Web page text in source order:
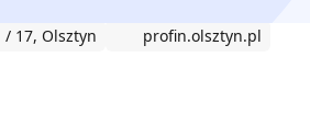
/ 17, Olsztyn profin.olsztyn.pl